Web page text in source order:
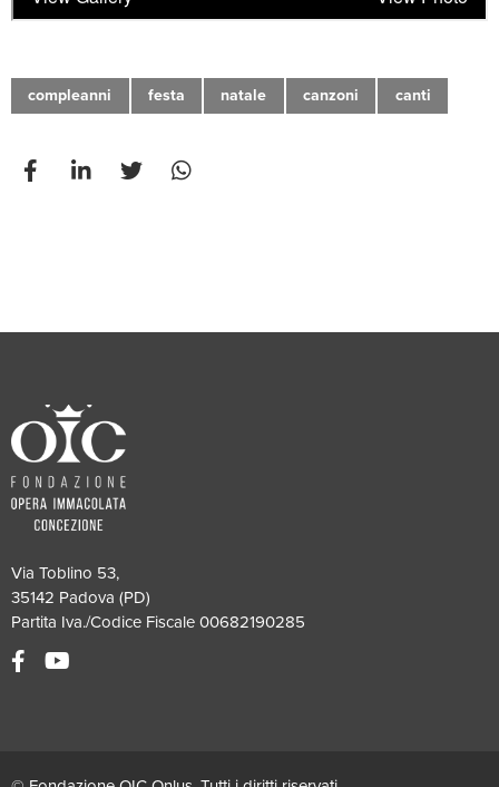
compleanni festa natale canzoni canti
Via Toblino 53,
35142 Padova (PD)
Partita Iva./Codice Fiscale 00682190285